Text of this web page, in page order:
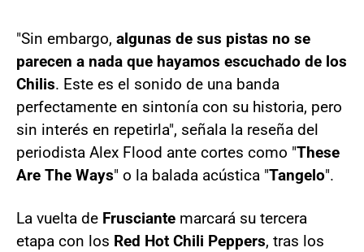
"Sin embargo, algunas de sus pistas no se
parecen a nada que hayamos escuchado de los
Chilis. Este es el sonido de una banda
perfectamente en sintonía con su historia, pero
sin interés en repetirla", señala la reseña del
periodista Alex Flood ante cortes como "These
Are The Ways" o la balada acústica "Tangelo".
La vuelta de Frusciante marcará su tercera
etapa con los Red Hot Chili Peppers, tras los